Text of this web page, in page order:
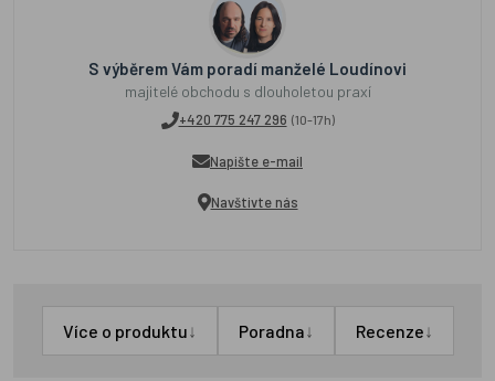
S výběrem Vám poradí manželé Loudínovi
majitelé obchodu s dlouholetou praxí
+420 775 247 296 (10-17h)
Napište e-mail
Navštivte nás
Více o produktu↓ Poradna↓ Recenze↓